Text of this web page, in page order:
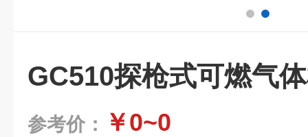
GC510探枪式可燃气
参考价： ￥0~0